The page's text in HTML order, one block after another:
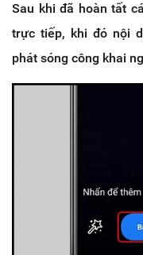
Sau khi đã hoàn tất
trực tiếp, khi đó nội
phát sóng công khai